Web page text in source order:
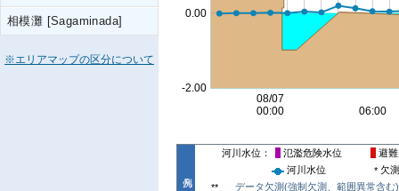
相模灘 [Sagaminada]
※エリアマップの区分について
河川水位 氾濫危険水位
避
河川水位
* 欠測
**
データ欠測(強制欠測、範囲異常含む)